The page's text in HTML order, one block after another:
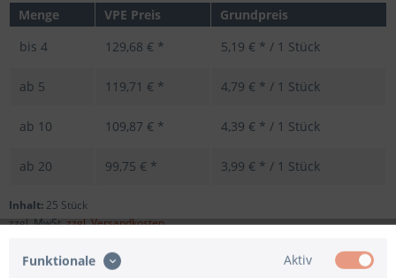
Menge VPE Preis
Grundpreis
bis 4 129,68 € * 5,19 € * / 1 Stück
ab 5 119,71 € * 4,79 € * / 1 Stück
ab 10 109,87 € * 4,39 € * / 1 Stück
ab 20 99,75 € * 3,99 € * / 1 Stück
Inhalt: 25 Stück
zzgl. MwSt.zzgl. Versandkosten
Funktionale Aktiv